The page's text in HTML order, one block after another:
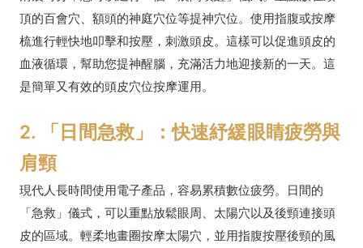
頂的百會穴、額頭的神庭穴位等提神穴位。使用指腹或按摩
梳進行輕快地叩擊和按壓，刺激頭皮。這樣可以促進頭皮的
血液循環，幫助您提神醒腦，充滿活力地迎接新的一天。這
是簡單又有效的頭皮穴位按摩運用。
2. 「日間急救」：快速紓緩眼睛疲勞與
肩頸
現代人長時間使用電子產品，容易累積數位疲勞。日間的
「急救」儀式，可以重點放鬆眼周、太陽穴以及後頸連接頭
皮的區域。輕柔地畫圈按摩太陽穴，並用指腹按壓後頸的風